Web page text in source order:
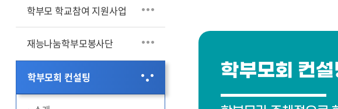
학부모 학교참여 지원사업
재능나눔학부모봉사단
학부모회 컨설팅 학부모회 컨